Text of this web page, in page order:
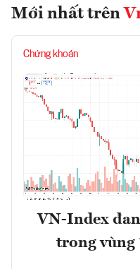
Mới nhất trên
Chứng khoán
VN-Index
trong vùng